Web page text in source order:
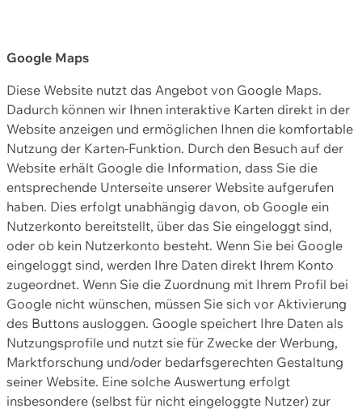
Google Maps
Diese Website nutzt das Angebot von Google Maps.
Dadurch können wir Ihnen interaktive Karten direkt in der
Website anzeigen und ermöglichen Ihnen die komfortable
Nutzung der Karten-Funktion. Durch den Besuch auf der
Website erhält Google die Information, dass Sie die
entsprechende Unterseite unserer Website aufgerufen
haben. Dies erfolgt unabhängig davon, ob Google ein
Nutzerkonto bereitstellt, über das Sie eingeloggt sind,
oder ob kein Nutzerkonto besteht. Wenn Sie bei Google
eingeloggt sind, werden Ihre Daten direkt Ihrem Konto
zugeordnet. Wenn Sie die Zuordnung mit Ihrem Profil bei
Google nicht wünschen, müssen Sie sich vor Aktivierung
des Buttons ausloggen. Google speichert Ihre Daten als
Nutzungsprofile und nutzt sie für Zwecke der Werbung,
Marktforschung und/oder bedarfsgerechten Gestaltung
seiner Website. Eine solche Auswertung erfolgt
insbesondere (selbst für nicht eingeloggte Nutzer) zur